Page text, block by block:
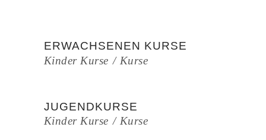
ERWACHSENEN KURSE
Kinder Kurse
Kurse
JUGENDKURSE
Kinder Kurse
Kurse